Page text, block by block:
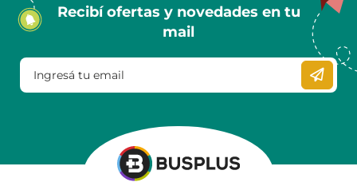
Recibí ofertas y novedades en tu
mail